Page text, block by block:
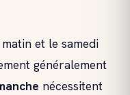
matin et le samedi
généralement
nécessitent